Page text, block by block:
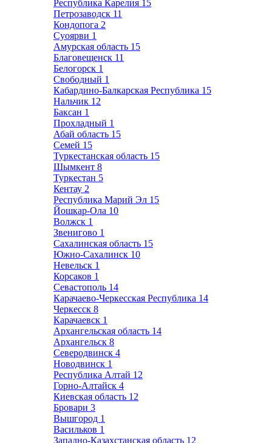
Республика Карелия 15
Петрозаводск 11
Кондопога 2
Суоярви 1
Амурская область 15
Благовещенск 11
Белогорск 1
Свободный 1
Кабардино-Балкарская Республика 15
Нальчик 12
Баксан 1
Прохладный 1
Абай область 15
Семей 15
Туркестанская область 15
Шымкент 8
Туркестан 5
Кентау 2
Республика Марий Эл 15
Йошкар-Ола 10
Волжск 1
Звенигово 1
Сахалинская область 15
Южно-Сахалинск 10
Невельск 1
Корсаков 1
Севастополь 14
Карачаево-Черкесская Республика 14
Черкесск 8
Карачаевск 1
Архангельская область 14
Архангельск 8
Северодвинск 4
Новодвинск 1
Республика Алтай 12
Горно-Алтайск 4
Киевская область 12
Бровари 3
Вышгород 1
Васильков 1
Западно-Казахстанская область 12